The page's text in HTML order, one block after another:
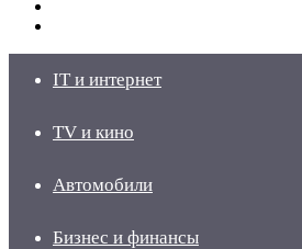
IT и интернет
TV и кино
Автомобили
Бизнес и финансы